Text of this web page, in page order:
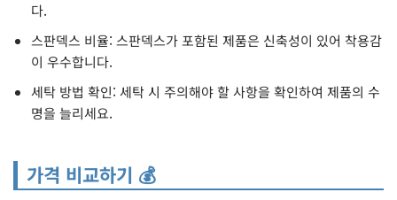
다.
스판덱스 비율: 스판덱스가 포함된 제품은 신축성이 있어 착용감
이 우수합니다.
세탁 방법 확인: 세탁 시 주의해야 할 사항을 확인하여 제품의 수
명을 늘리세요.
가격 비교하기 💰